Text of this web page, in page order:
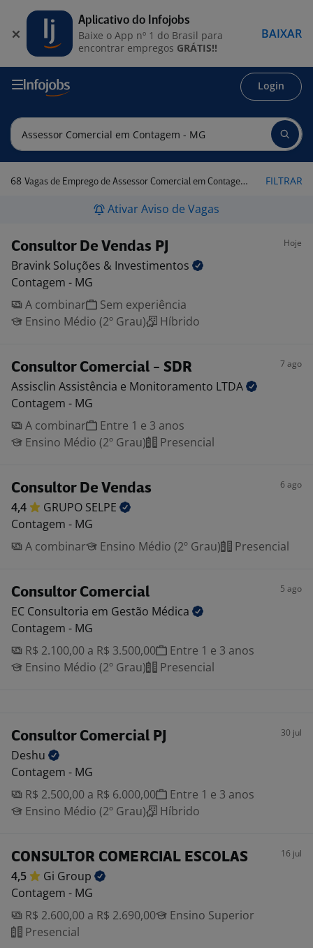
Login
68 Vagas de Emprego de Assessor Comercial em Contagem - MG FILTRAR
Ativar Aviso de Vagas
Consultor De Vendas PJ Hoje
Bravink Soluções & Investimentos
Contagem - MG
A combinar
Sem experiência
Ensino Médio (2º Grau)
Híbrido
Consultor Comercial - SDR 7 ago
Assisclin Assistência e Monitoramento LTDA
Contagem - MG
A combinar
Entre 1 e 3 anos
Ensino Médio (2º Grau)
Presencial
Consultor De Vendas 6 ago
4,4 GRUPO SELPE
Contagem - MG
A combinar
Ensino Médio (2º Grau) Presencial
Consultor Comercial 5 ago
EC Consultoria em Gestão Médica
Contagem - MG
R$ 2.100,00 a R$ 3.500,00
Entre 1 e 3 anos
Ensino Médio (2º Grau)
Presencial
Consultor Comercial PJ 30 jul
Deshu
Contagem - MG
R$ 2.500,00 a R$ 6.000,00
Entre 1 e 3 anos
Ensino Médio (2º Grau)
Híbrido
CONSULTOR COMERCIAL ESCOLAS 16 jul
4,5 Gi Group
Contagem - MG
R$ 2.600,00 a R$ 2.690,00
Ensino Superior
Presencial
Aplicativo do Infojobs
Baixe o App nº 1 do Brasil para
encontrar empregos GRÁTIS!!
BAIXAR